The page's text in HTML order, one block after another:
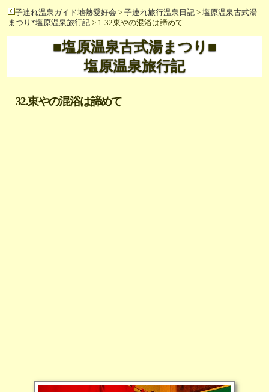
子連れ温泉ガイド地熱愛好会 > 子連れ旅行温泉日記> 塩原温泉古式湯
まつり*塩原温泉旅行記> 1-32東やの混浴は諦めて
■塩原温泉古式湯まつり■
塩原温泉旅行記
32.東やの混浴は諦めて